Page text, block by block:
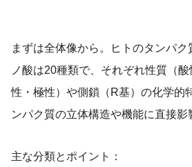
まずは全体像から。ヒトのタンパク
ノ酸は20種類で、それぞれ性質（
性・極性）や側鎖（R基）の化学的
ンパク質の立体構造や機能に直接影
主な分類とポイント：